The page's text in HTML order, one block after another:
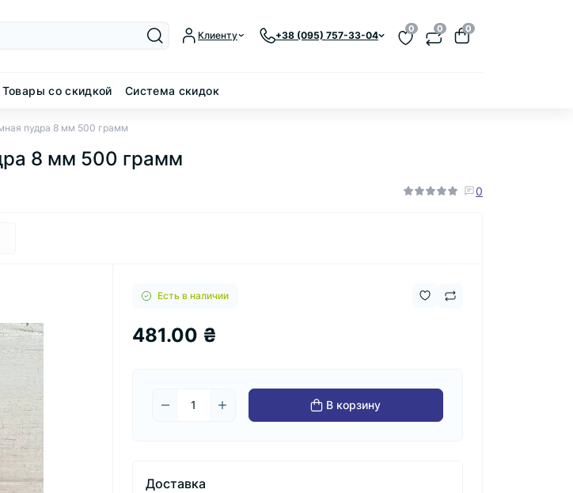
Клиенту +38 (095) 757-33-04
0 0 0
Товары со скидкой Система скидок
пудра 8 мм 500 грамм
8 мм 500 грамм
0
Есть в наличии
481.00 ₴
В корзину
Доставка